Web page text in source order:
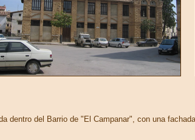
dentro del Barrio de "El Campanar", con una